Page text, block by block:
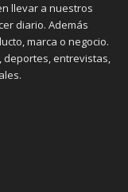
llevar a nuestros
diario. Además
marca o negocio.
deportes, entrevistas,